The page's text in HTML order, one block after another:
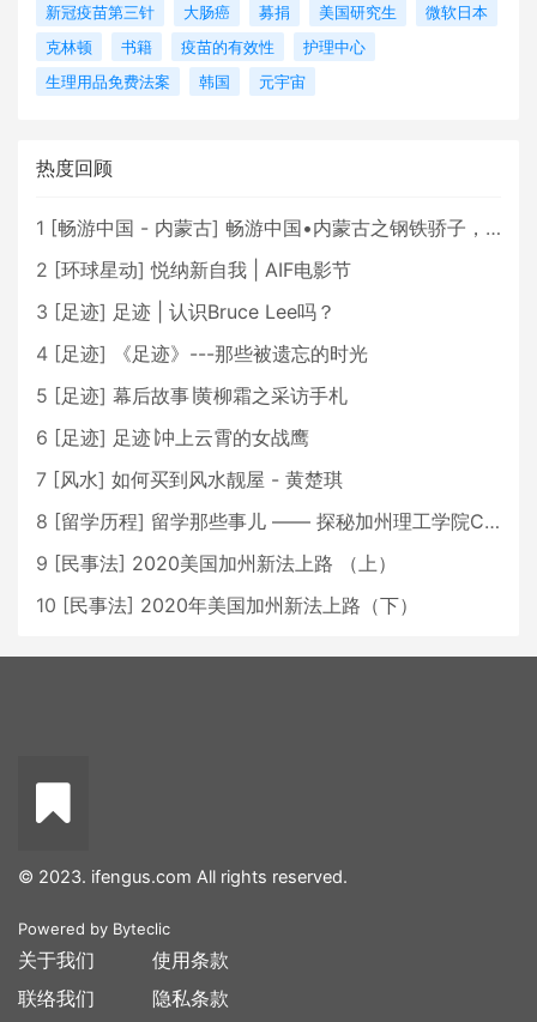
新冠疫苗第三针
大肠癌 募捐 美国研究生
微软日本
克林顿
书籍 疫苗的有效性
护理中心
生理用品免费法案
韩国 元宇宙
热度回顾
1 [畅游中国 - 内蒙古] 畅游中国•内蒙古之钢铁骄子，魅力包头
2 [环球星动] 悦纳新自我 | AIF电影节
3 [足迹] 足迹 | 认识Bruce Lee吗？
4 [足迹]
《足迹》---那些被遗忘的时光
5 [足迹] 幕后故事∣黄柳霜之采访手札
6 [足迹] 足迹∣冲上云霄的女战鹰
7 [风水] 如何买到风水靓屋 - 黄楚琪
8 [留学历程] 留学那些事儿 —— 探秘加州理工学院Caltech博士生活 [上集]
9 [民事法] 2020美国加州新法上路 （上）
10 [民事法] 2020年美国加州新法上路（下）
© 2023. ifengus.com All rights reserved.
Powered by Byteclic
关于我们
联络我们
使用条款
隐私条款